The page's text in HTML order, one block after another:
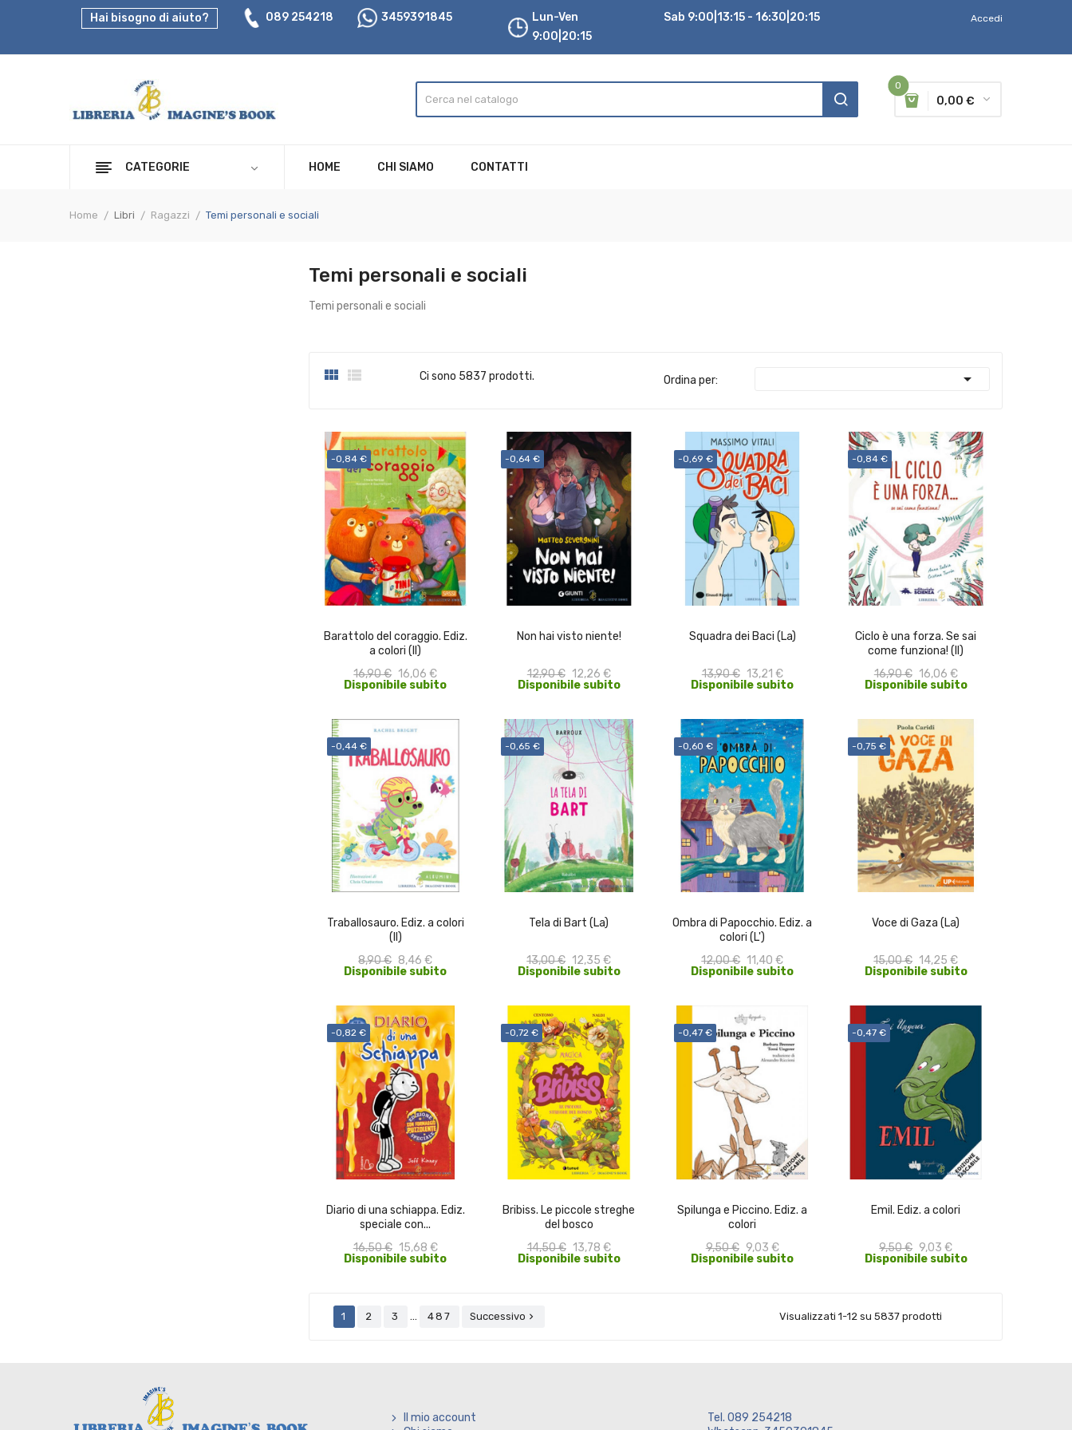
Hai bisogno di aiuto? 089 254218 3459391845
Lun-Ven
9:00|20:15
Sab 9:00|13:15 - 16:30|20:15 Accedi
0
0,00 €
CATEGORIE HOME CHI SIAMO CONTATTI
Home Libri Ragazzi Temi personali e sociali
Temi personali e sociali
Temi personali e sociali
  Ci sono 5837 prodotti. Ordina per: 
-0,84 €
Barattolo del coraggio. Ediz.
a colori (Il)
16,90 € 16,06 €
Disponibile subito
ACQUISTA
-0,64 €
Non hai visto niente!
12,90 € 12,26 €
Disponibile subito
ACQUISTA
-0,69 €
Squadra dei Baci (La)
13,90 € 13,21 €
Disponibile subito
ACQUISTA
-0,84 €
Ciclo è una forza. Se sai
come funziona! (Il)
16,90 € 16,06 €
Disponibile subito
ACQUISTA
-0,44 €
Traballosauro. Ediz. a colori
(Il)
8,90 € 8,46 €
Disponibile subito
ACQUISTA
-0,65 €
Tela di Bart (La)
13,00 € 12,35 €
Disponibile subito
ACQUISTA
-0,60 €
Ombra di Papocchio. Ediz. a
colori (L')
12,00 € 11,40 €
Disponibile subito
ACQUISTA
-0,75 €
Voce di Gaza (La)
15,00 € 14,25 €
Disponibile subito
ACQUISTA
-0,82 €
Diario di una schiappa. Ediz.
speciale con...
16,50 € 15,68 €
Disponibile subito
ACQUISTA
-0,72 €
Bribiss. Le piccole streghe
del bosco
14,50 € 13,78 €
Disponibile subito
ACQUISTA
-0,47 €
Spilunga e Piccino. Ediz. a
colori
9,50 € 9,03 €
Disponibile subito
ACQUISTA
-0,47 €
Emil. Ediz. a colori
9,50 € 9,03 €
Disponibile subito
ACQUISTA
1 2 3 … 487 Successivo  Visualizzati 1-12 su 5837 prodotti
Il mio account
Tel. 089 254218